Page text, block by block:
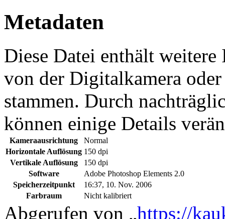
Metadaten
Diese Datei enthält
von der Digitalkamera
stammen. Durch
können einige Details
Kameraausrichtung
Normal
Horizontale Auflösung 150 dpi
Vertikale Auflösung
150 dpi
Software
Adobe Photoshop Elements 2.0
Speicherzeitpunkt
16:37, 10. Nov. 2006
Farbraum
Nicht kalibriert
Abgerufen von „https://